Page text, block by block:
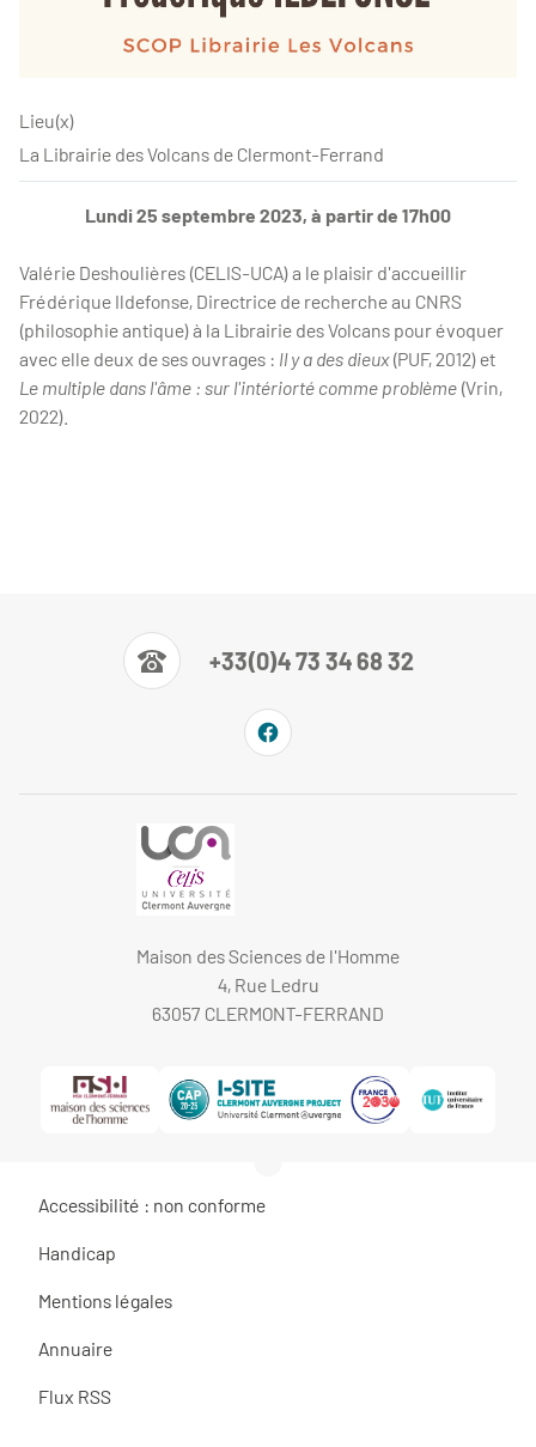
Lieu(x)
La Librairie des Volcans de Clermont-Ferrand
Lundi 25 septembre 2023, à partir de 17h00
Valérie Deshoulières (CELIS-UCA) a le plaisir d'accueillir
Frédérique Ildefonse, Directrice de recherche au CNRS
(philosophie antique) à la Librairie des Volcans pour évoquer
avec elle deux de ses ouvrages : Il y a des dieux(PUF, 2012) et
Le multiple dans l'âme : sur l'intériorté comme problème (Vrin,
2022).
+33(0)4 73 34 68 32
Maison des Sciences de l'Homme
4, Rue Ledru
63057 CLERMONT-FERRAND
Accessibilité : non conforme
Handicap
Mentions légales
Annuaire
Flux RSS